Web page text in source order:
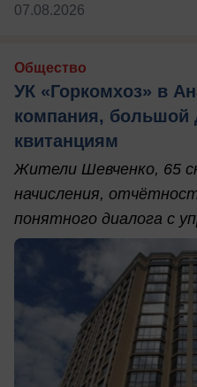
07.08.2026
Общество
УК «Горкомхоз» в
компания, большой
квитанциям
Жители Шевченко, 65
начисления,
понятного диалога с